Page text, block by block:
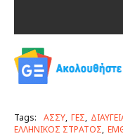
Tags: ΑΣΣΥ ΓΕΣ
ΕΛΛΗΝΙΚΟΣ ΣΤΡΑΤΟΣ